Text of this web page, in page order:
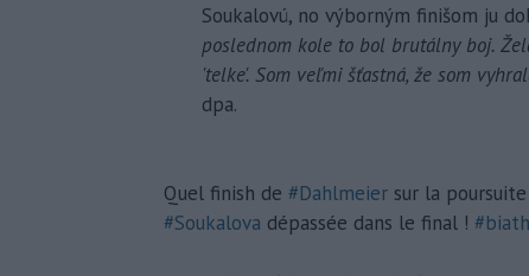
Soukalovú, no výborným finišom ju
poslednom kole to bol brutálny boj.
'telke'. Som veľmi šťastná, že som
dpa.
Quel finish de #Dahlmeier sur la
#Soukalova dépassée dans le final !